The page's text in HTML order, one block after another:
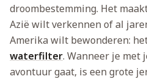
droombestemming. Het
Azië wilt verkennen of al
Amerika wilt bewonderen:
waterfilter. Wanneer je met
avontuur gaat, is een grote